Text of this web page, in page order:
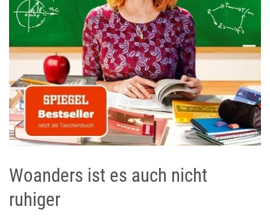
Woanders ist es auch nicht
ruhiger